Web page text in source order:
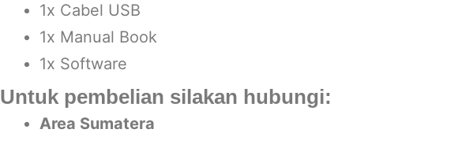
1x Cabel USB
1x Manual Book
1x Software
Untuk pembelian silakan hubungi:
Area Sumatera